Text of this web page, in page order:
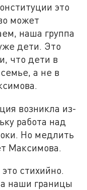
это
может
наша группа
дети. Это
что дети в
а не в
возникла из-
работа над
Но медлить
Максимова.
стихийно.
наши границы